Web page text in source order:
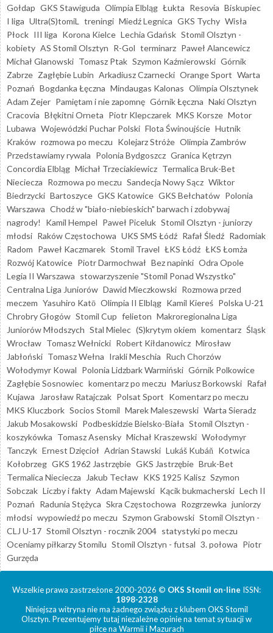
Gołdap GKS Stawiguda Olimpia Elbląg Łukta Resovia Biskupiec
I liga Ultra(S)tomiL treningi Miedź Legnica GKS Tychy Wisła
Płock III liga Korona Kielce Lechia Gdańsk Stomil Olsztyn -
kobiety AS Stomil Olsztyn R-Gol terminarz Paweł Alancewicz
Michał Glanowski Tomasz Ptak Szymon Kaźmierowski Górnik
Zabrze Zagłębie Lubin Arkadiusz Czarnecki Orange Sport Warta
Poznań Bogdanka Łęczna Mindaugas Kalonas Olimpia Olsztynek
Adam Zejer Pamiętam i nie zapomnę Górnik Łęczna Naki Olsztyn
Cracovia Błękitni Orneta Piotr Klepczarek MKS Korsze Motor
Lubawa Wojewódzki Puchar Polski Flota Świnoujście Hutnik
Kraków rozmowa po meczu Kolejarz Stróże Olimpia Zambrów
Przedstawiamy rywala Polonia Bydgoszcz Granica Kętrzyn
Concordia Elbląg Michał Trzeciakiewicz Termalica Bruk-Bet
Nieciecza Rozmowa po meczu Sandecja Nowy Sącz Wiktor
Biedrzycki Bartoszyce GKS Katowice GKS Bełchatów Polonia
Warszawa Chodź w "biało-niebieskich" barwach i zdobywaj
nagrody!
Kamil Hempel Paweł Piceluk Stomil Olsztyn - juniorzy
młodsi Raków Częstochowa UKS SMS Łódź Rafał Śledź Radomiak
Radom Paweł Kaczmarek Stomil Travel ŁKS Łódź ŁKS Łomża
Rozwój Katowice Piotr Darmochwał Bez napinki Odra Opole
Legia II Warszawa stowarzyszenie "Stomil Ponad Wszystko"
Centralna Liga Juniorów Dawid Mieczkowski Rozmowa przed
meczem Yasuhiro Katō Olimpia II Elbląg Kamil Kiereś Polska U-21
Chrobry Głogów Stomil Cup felieton Makroregionalna Liga
Juniorów Młodszych Stal Mielec (S)krytym okiem komentarz Śląsk
Wrocław Tomasz Wełnicki Robert Kiłdanowicz Mirosław
Jabłoński Tomasz Wełna Irakli Meschia Ruch Chorzów
Wołodymyr Kowal Polonia Lidzbark Warmiński Górnik Polkowice
Zagłębie Sosnowiec komentarz po meczu Mariusz Borkowski Rafał
Kujawa
Jarosław Ratajczak Polsat Sport Komentarz po meczu
MKS Kluczbork Socios Stomil Marek Maleszewski Warta Sieradz
Jakub Mosakowski Podbeskidzie Bielsko-Biała Stomil Olsztyn -
koszykówka Tomasz Asensky Michał Kraszewski Wołodymyr
Tanczyk Ernest Dzięcioł Adrian Stawski Lukáš Kubáň Kotwica
Kołobrzeg GKS 1962 Jastrzębie GKS Jastrzębie Bruk-Bet
Termalica Nieciecza
Jakub Tecław KKS 1925 Kalisz Szymon
Sobczak Liczby i fakty Adam Majewski Kącik bukmacherski Lech II
Poznań Radunia Stężyca Skra Częstochowa Rozgrzewka juniorzy
młodsi wypowiedź po meczu Szymon Grabowski Stomil Olsztyn -
CLJ U-17 Stomil Olsztyn - rocznik 2004 statystyki po meczu
Oceniamy piłkarzy Stomilu Stomil Olsztyn - futsal 3. połowa Piotr
Gurzęda
Wszelkie prawa zastrzeżone 2000-2026 © OKS Stomil on-line ISSN:
1898-2328
Niniejsza witryna nie ma żadnego związku z klubem OKS Stomil
Olsztyn. Prezentujemy tutaj niezależne opinie na temat sytuacji w
piłce na Warmii i Mazurach